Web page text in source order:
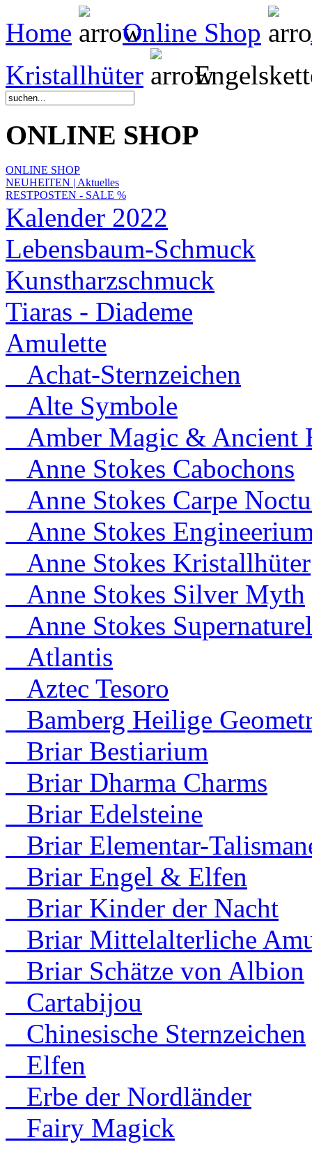
Home Online Shop
Kristallhüter
ONLINE SHOP
ONLINE SHOP
NEUHEITEN | Aktuelles
RESTPOSTEN - SALE %
Kalender 2022
Lebensbaum-Schmuck
Kunstharzschmuck
Tiaras - Diademe
Amulette
Achat-Sternzeichen
Alte Symbole
Amber Magic & Ancient
Anne Stokes Cabochons
Anne Stokes Carpe
Anne Stokes
Anne Stokes Kristallhüter
Anne Stokes Silver Myth
Anne Stokes
Atlantis
Aztec Tesoro
Bamberg Heilige
Briar Bestiarium
Briar Dharma Charms
Briar Edelsteine
Briar Elementar-
Briar Engel & Elfen
Briar Kinder der Nacht
Briar Mittelalterliche
Briar Schätze von Albion
Cartabijou
Chinesische Sternzeichen
Elfen
Erbe der Nordländer
Fairy Magick